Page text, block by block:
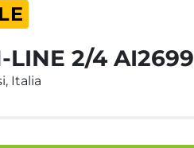
LINE 2/4 AI2699
Italia